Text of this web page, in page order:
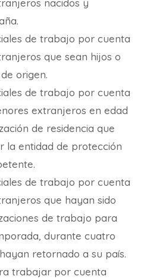
nacidos y
de trabajo por cuenta
que sean hijos o
origen.
de trabajo por cuenta
extranjeros en edad
de residencia que
la entidad de protección
de trabajo por cuenta
que hayan sido
de trabajo para
durante cuatro
retornado a su país.
trabajar por cuenta